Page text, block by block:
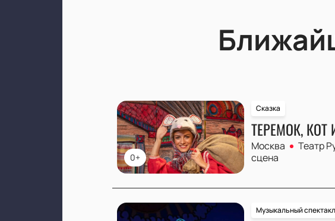
0+
Сказка
ТЕРЕМОК, КОТ
Москва Театр
сцена
Музыкальный